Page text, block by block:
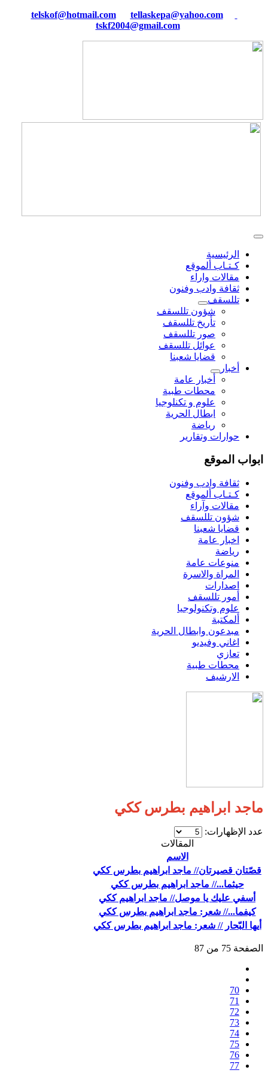
tellaskepa@yahoo.com
tskf2004@gmail.com
الرئيسية
كـتـاب ألموقع
مقالات واراء
ثقافة وادب وفنون
تللسقف
شؤون تللسقف
تأريخ تللسقف
صور تللسقف
عوائل تللسقف
قضايا شعبنا
أخبار
أخبار عامة
محطات طبية
علوم و تکنلوجیا
ابطال الحرية
رياضة
حوارات وتقارير
ابواب الموقع
ثقافة وادب وفنون
كـتـاب ألموقع
مقالات وآراء
شؤون تللسقف
قضايا شعبنا
اخبار عامة
رياضة
منوعات عامة
المراة والاسرة
اصدارات
أمور تللسقف
علوم وتكنولوجيا
ألمكتبة
مبدعون وابطال الحرية
اغاني وفيديو
تعازي
محطات طبية
الارشيف
ماجد ابراهيم بطرس ككي
عدد الإظهارات:
المقالات
الاسم
قصّتان قصيرتان// ماجد ابراهيم بطرس ككي
حيثما...// ماجد ابراهيم بطرس ككي
أسفي عليك يا موصل// ماجد ابراهيم ككي
كيفما...// شعر: ماجد ابراهيم بطرس ككي
أيها البّحار // شعر: ماجد ابراهيم بطرس ككي
الصفحة 75 من 87
70
71
72
73
74
75
76
77